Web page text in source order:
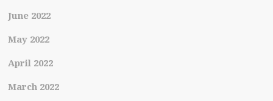
June 2022
May 2022
April 2022
March 2022